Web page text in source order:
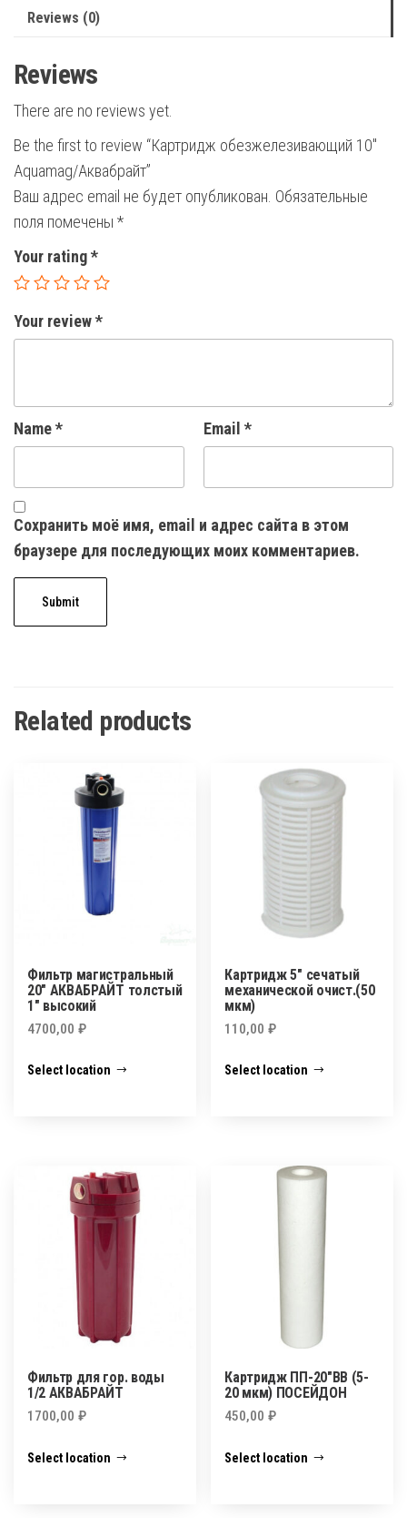
Reviews (0)
Reviews
There are no reviews yet.
Be the first to review “Картридж обезжелезивающий 10″
Aquamag/Аквабрайт”
Ваш адрес email не будет опубликован. Обязательные
поля помечены *
Your rating*
Your review*
Name* Email *
Сохранить моё имя, email и адрес сайта в этом
браузере для последующих моих комментариев.
Related products
Фильтр магистральный
20″ АКВАБРАЙТ толстый
1″ высокий
4700,00 ₽
Select location
Картридж 5″ сечатый
механической очист.(50
мкм)
110,00₽
Select location
Фильтр для гор. воды
1/2 АКВАБРАЙТ
1700,00 ₽
Select location
Картридж ПП-20″BB (5-
20 мкм) ПОСЕЙДОН
450,00₽
Select location